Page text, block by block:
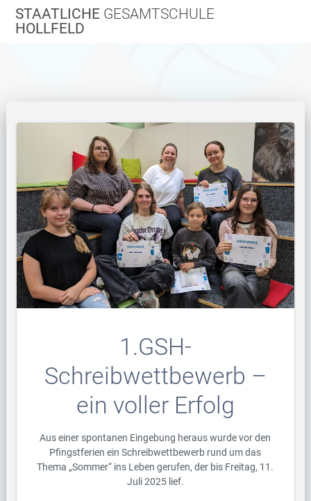
Zum
Inhalt
STAATLICHE GESAMTSCHULE
HOLLFELD
1.GSH-
Schreibwettbewerb –
ein voller Erfolg
Aus einer spontanen Eingebung heraus wurde vor den
Pfingstferien ein Schreibwettbewerb rund um das
Thema „Sommer“ ins Leben gerufen, der bis Freitag, 11.
Juli 2025 lief.